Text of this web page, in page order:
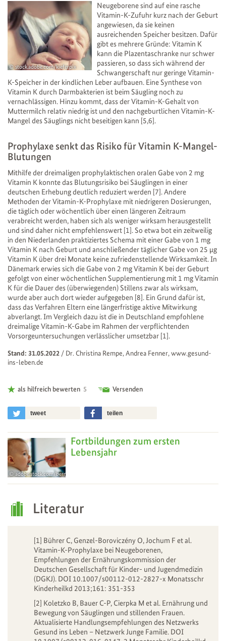
stock.adobe.com/kieferpix
Neugeborene sind auf eine rasche
Vitamin-K-Zufuhr kurz nach der Geburt
angewiesen, da sie keinen
ausreichenden Speicher besitzen. Dafür
gibt es mehrere Gründe: Vitamin K
kann die Plazentaschranke nur schwer
passieren, so dass sich während der
Schwangerschaft nur geringe Vitamin-
K-Speicher in der kindlichen Leber aufbauen. Eine Synthese von
Vitamin K durch Darmbakterien ist beim Säugling noch zu
vernachlässigen. Hinzu kommt, dass der Vitamin-K-Gehalt von
Muttermilch relativ niedrig ist und den nachgeburtlichen Vitamin-K-
Mangel des Säuglings nicht beseitigen kann [5,6].
Prophylaxe senkt das Risiko für Vitamin K-Mangel-
Blutungen
Mithilfe der dreimaligen prophylaktischen oralen Gabe von 2 mg
Vitamin K konnte das Blutungsrisiko bei Säuglingen in einer
deutschen Erhebung deutlich reduziert werden [7]. Andere
Methoden der Vitamin-K-Prophylaxe mit niedrigeren Dosierungen,
die täglich oder wöchentlich über einen längeren Zeitraum
verabreicht werden, haben sich als weniger wirksam herausgestellt
und sind daher nicht empfehlenswert [1]. So etwa bot ein zeitweilig
in den Niederlanden praktiziertes Schema mit einer Gabe von 1 mg
Vitamin K nach Geburt und anschließender täglicher Gabe von 25 µg
Vitamin K über drei Monate keine zufriedenstellende Wirksamkeit. In
Dänemark erwies sich die Gabe von 2 mg Vitamin K bei der Geburt
gefolgt von einer wöchentlichen Supplementierung mit 1 mg Vitamin
K für die Dauer des (überwiegenden) Stillens zwar als wirksam,
wurde aber auch dort wieder aufgegeben [8]. Ein Grund dafür ist,
dass das Verfahren Eltern eine längerfristige aktive Mitwirkung
abverlangt. Im Vergleich dazu ist die in Deutschland empfohlene
dreimalige Vitamin-K-Gabe im Rahmen der verpflichtenden
Vorsorgeuntersuchungen verlässlicher umsetzbar [1].
Stand: 31.05.2022 / Dr. Christina Rempe, Andrea Fenner, www.gesund-
ins-leben.de
als hilfreich bewerten 5 Versenden
tweet teilen
adobe.stock.com/bernardbodo
Fortbildungen zum ersten
Lebensjahr
Literatur
[1] Bührer C, Genzel-Boroviczény O, Jochum F et al.
Vitamin-K-Prophylaxe bei Neugeborenen,
Empfehlungen der Ernährungskommission der
Deutschen Gesellschaft für Kinder- und Jugendmedizin
(DGKJ). DOI 10.1007/s00112-012-2827-x Monatsschr
Kinderheilkd 2013;161: 351-353
[2] Koletzko B, Bauer C-P, Cierpka M et al. Ernährung und
Bewegung von Säuglingen und stillenden Frauen.
Aktualisierte Handlungsempfehlungen des Netzwerks
Gesund ins Leben – Netzwerk Junge Familie. DOI